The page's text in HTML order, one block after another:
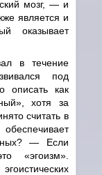
мозг, —и
является и
оказывает
в течение
под
описать как
хотя за
считать в
— Если
«эгоизм».